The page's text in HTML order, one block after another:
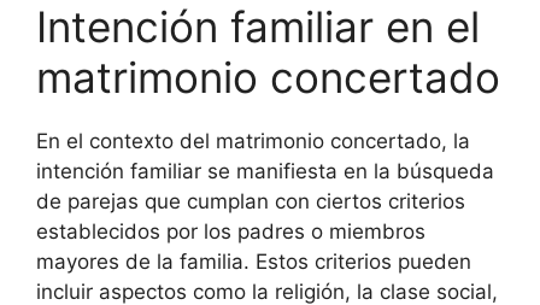
Intención familiar en el
matrimonio concertado
En el contexto del matrimonio concertado, la
intención familiar se manifiesta en la búsqueda
de parejas que cumplan con ciertos criterios
establecidos por los padres o miembros
mayores de la familia. Estos criterios pueden
incluir aspectos como la religión, la clase social,